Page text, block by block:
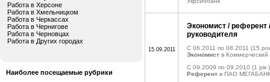
Работа в Херсоне
Работа в Хмельницком
Работа в Черкассах
Работа в Чернигове
Работа в Черновцах
Работа в Других городах
Наиболее посещаемые рубрики
15.09.2011
Экономист / референт
руководителя
C 06.2011 по 08.2011 (15
Экономист в Коммерческий
C 09.2009 по 09.2010 (1 рік )
Референт в ПАО